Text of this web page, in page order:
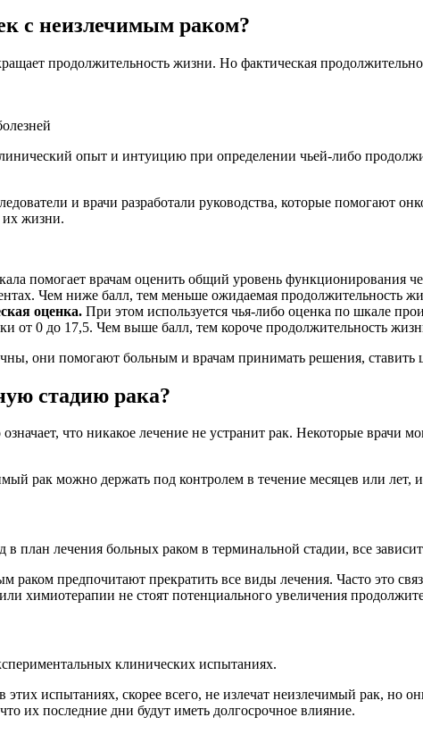
с неизлечимым раком?
продолжительность жизни. Но фактическая
опыт и интуицию при определении чьей-либо
и врачи разработали руководства, которые помогают
их жизни.
помогает врачам оценить общий уровень функционирования
Чем ниже балл, тем меньше ожидаемая продолжительность
оценка. При этом используется чья-либо оценка по шкале
от 0 до 17,5. Чем выше балл, тем короче продолжительность
они помогают больным и врачам принимать решения, ставить
стадию рака?
что никакое лечение не устранит рак. Некоторые
рак можно держать под контролем в течение месяцев или
в план лечения больных раком в терминальной стадии, все
раком предпочитают прекратить все виды лечения. Часто это
химиотерапии не стоят потенциального увеличения
клинических испытаниях.
испытаниях, скорее всего, не излечат неизлечимый рак, но
их последние дни будут иметь долгосрочное влияние.